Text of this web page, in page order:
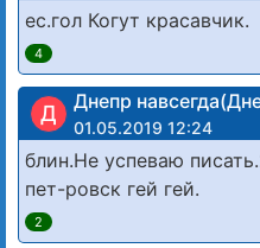
ес.гол Когут красавчик.
4
Д Днепр
01.05.2019 12:24
блин.Не успеваю
пет-ровск гей гей.
2